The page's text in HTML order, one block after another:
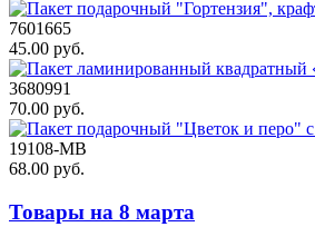
7601665
45.00 руб.
3680991
70.00 руб.
19108-MB
68.00 руб.
Товары на 8 марта